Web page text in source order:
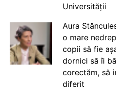
Universității
Aura
o mare
copii să fie
dornici să îi
corectăm, să
diferit